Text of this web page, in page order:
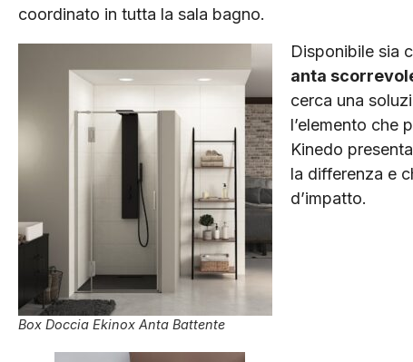
coordinato in tutta la sala bagno.
Box Doccia Ekinox Anta Battente
Disponibile sia
anta
cerca una
l’elemento che
Kinedo
la differenza e
d’impatto.